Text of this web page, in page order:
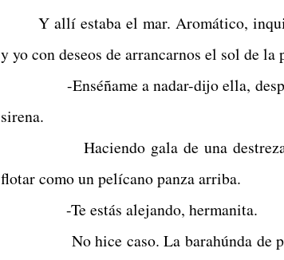
Y allí estaba el mar. Aromático,
y yo con deseos de arrancarnos el sol de
-Enséñame a nadar-dijo ella,
sirena.
Haciendo gala de una destreza
flotar como un pelícano panza arriba.
-Te estás alejando, hermanita.
No hice caso. La barahúnda de